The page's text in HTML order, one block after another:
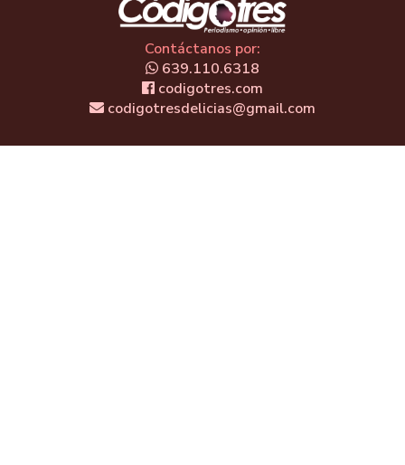
Contáctanos por:
639.110.6318
codigotres.com
codigotresdelicias@gmail.com